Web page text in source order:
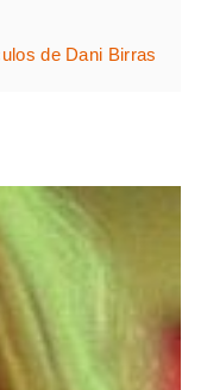
de Dani Birras